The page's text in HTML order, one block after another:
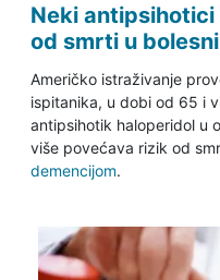
Neki
od smrti u
Američko istraživanje
ispitanika, u dobi od 65 i
antipsihotik haloperidol u
više povećava rizik od
demencijom.